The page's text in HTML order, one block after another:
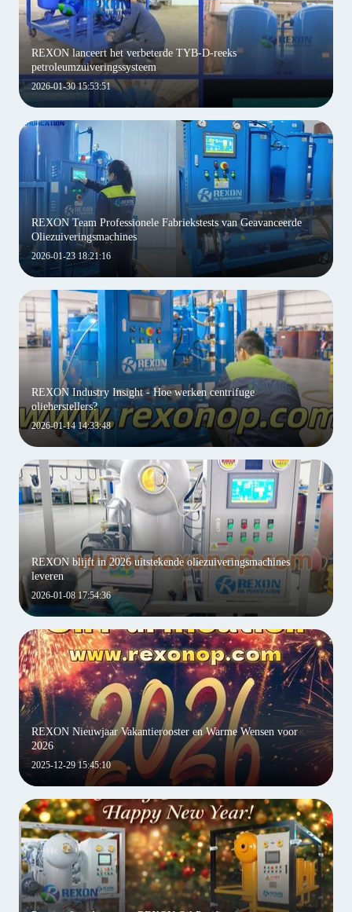
Laat een bericht achter
We bellen je snel terug!
LEG VOOR
2026-01-30 15:53:51
REXON lanceert het verbeterde TYB-D-reeks
petroleumzuiveringssysteem
2026-01-23 18:21:16
REXON Team Professionele Fabriekstests van Geavanceerde
Oliezuiveringsmachines
2026-01-14 14:33:48
REXON Industry Insight - Hoe werken centrifuge
olieherstellers?
2026-01-08 17:54:36
REXON blijft in 2026 uitstekende oliezuiveringsmachines
leveren
2025-12-29 15:45:10
REXON Nieuwjaar Vakantierooster en Warme Wensen voor
2026